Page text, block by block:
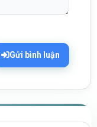
Gửi bình luận